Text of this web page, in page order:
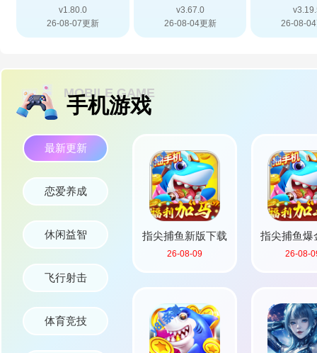
v1.80.0
26-08-07更新
v3.67.0
26-08-04更新
26-08-
MOBILE GAME
手机游戏
最新更新
恋爱养成
休闲益智
飞行射击
体育竞技
指尖捕鱼新版下载
26-08-09
指尖捕鱼爆
新版
26-08-